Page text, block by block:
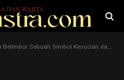
Simbol Kesucian dan Syukur Masyarakat Kutai